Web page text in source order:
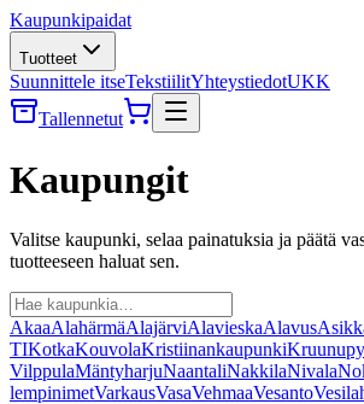
Kaupunkipaidat
Tuotteet
Suunnittele itseTekstiilitYhteystiedotUKK
Tallennetut
Kaupungit
Valitse kaupunki, selaa painatuksia ja päätä
tuotteeseen haluat sen.
AkaaAlahärmäAlajärviAlavieskaAlavus
TIKotkaKouvolaKristiinankaupunki
VilppulaMäntyharjuNaantaliNakkilaNivala
lempinimetVarkausVasaVehmaaVesanto